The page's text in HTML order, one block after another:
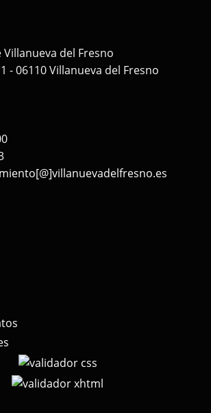
del Fresno
- 06110 Villanueva del Fresno